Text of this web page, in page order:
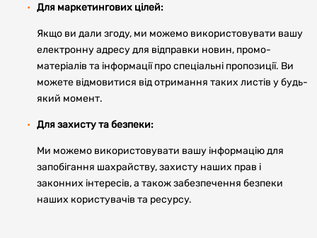
Для маркетингових цілей:
Якщо ви дали згоду, ми можемо використовувати вашу
електронну адресу для відправки новин, промо-
матеріалів та інформації про спеціальні пропозиції. Ви
можете відмовитися від отримання таких листів у будь-
який момент.
Для захисту та безпеки:
Ми можемо використовувати вашу інформацію для
запобігання шахрайству, захисту наших прав і
законних інтересів, а також забезпечення безпеки
наших користувачів та ресурсу.